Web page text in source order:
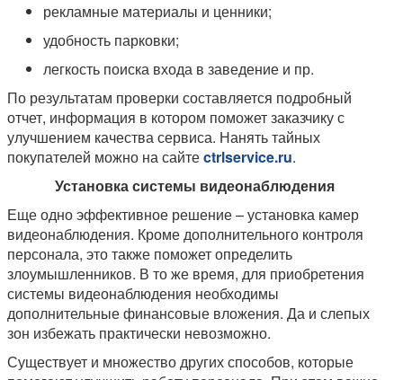
рекламные материалы и ценники;
удобность парковки;
легкость поиска входа в заведение и пр.
По результатам проверки составляется подробный
отчет, информация в котором поможет заказчику с
улучшением качества сервиса. Нанять тайных
покупателей можно на сайтеctrlservice.ru.
Установка системы видеонаблюдения
Еще одно эффективное решение – установка камер
видеонаблюдения. Кроме дополнительного контроля
персонала, это также поможет определить
злоумышленников. В то же время, для приобретения
системы видеонаблюдения необходимы
дополнительные финансовые вложения. Да и слепых
зон избежать практически невозможно.
Существует и множество других способов, которые